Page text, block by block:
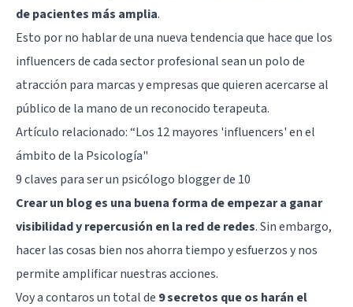
de pacientes más amplia.
Esto por no hablar de una nueva tendencia que hace que los
influencers de cada sector profesional sean un polo de
atracción para marcas y empresas que quieren acercarse al
público de la mano de un reconocido terapeuta.
Artículo relacionado:“Los 12 mayores 'influencers' en el
ámbito de la Psicología"
9 claves para ser un psicólogo blogger de 10
Crear un blog es una buena forma de empezar a ganar
visibilidad y repercusión en la red de redes. Sin embargo,
hacer las cosas bien nos ahorra tiempo y esfuerzos y nos
permite amplificar nuestras acciones.
Voy a contaros un total de 9 secretos que os harán el